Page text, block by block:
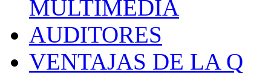
MULTIMEDIA
AUDITORES
VENTAJAS DE LA Q